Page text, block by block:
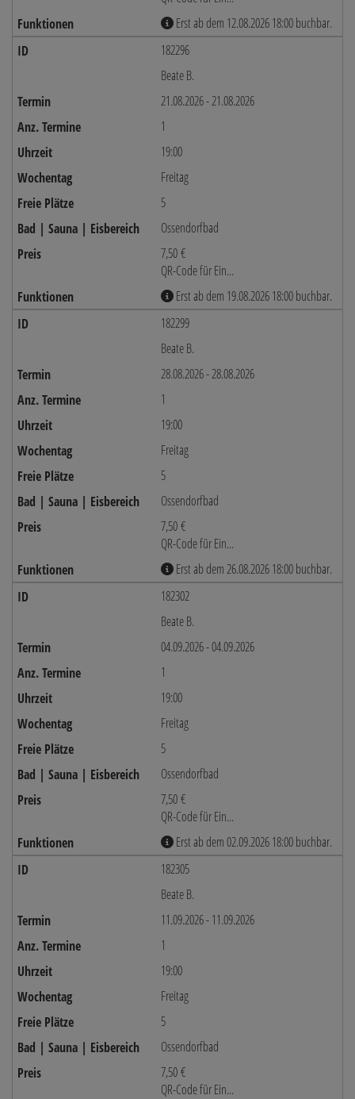
Erst ab dem 12.08.2026 18:00 buchbar.
182296
Beate B.
21.08.2026 - 21.08.2026
1
19:00
Freitag
5
Ossendorfbad
7,50 €
QR-Code für Ein...
Erst ab dem 19.08.2026 18:00 buchbar.
182299
Beate B.
28.08.2026 - 28.08.2026
1
19:00
Freitag
5
Ossendorfbad
7,50 €
QR-Code für Ein...
Erst ab dem 26.08.2026 18:00 buchbar.
182302
Beate B.
04.09.2026 - 04.09.2026
1
19:00
Freitag
5
Ossendorfbad
7,50 €
QR-Code für Ein...
Erst ab dem 02.09.2026 18:00 buchbar.
182305
Beate B.
11.09.2026 - 11.09.2026
1
19:00
Freitag
5
Ossendorfbad
7,50 €
QR-Code für Ein...